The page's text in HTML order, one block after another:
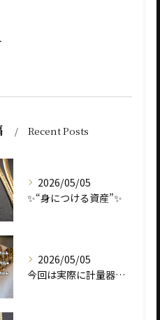
Recent Posts
2026/05/05
✨“身につける資産”✨
2026/05/05
今回は実際に計量器に載せて、